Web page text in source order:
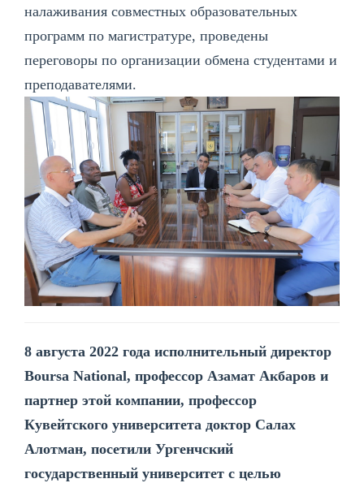
налаживания совместных образовательных
программ по магистратуре, проведены
переговоры по организации обмена студентами и
преподавателями.
8 августа 2022 года исполнительный директор
Boursa National, профессор Азамат Акбаров и
партнер этой компании, профессор
Кувейтского университета доктор Салах
Алотман, посетили Ургенчский
государственный университет с целью